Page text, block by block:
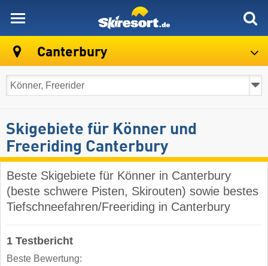
Canterbury
Skigebiete für Könner und
Freeriding Canterbury
Beste Skigebiete für Könner in Canterbury
(beste schwere Pisten, Skirouten) sowie bestes
Tiefschneefahren/Freeriding in Canterbury
1 Testbericht
Beste Bewertung: